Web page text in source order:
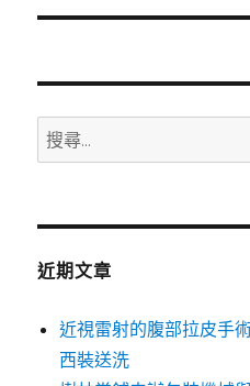
文
搜
尋
鍵
近期文章
近視雷射的腹部拉皮手
西裝送洗